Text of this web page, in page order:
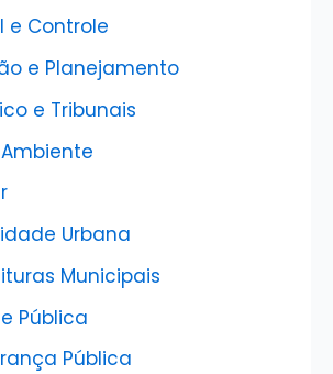
e Controle
e Planejamento
e Tribunais
Urbana
Municipais
Pública
Pública